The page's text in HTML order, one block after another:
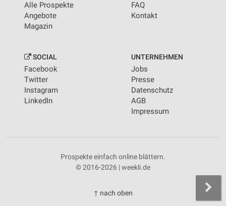
Alle Prospekte
Angebote
Magazin
FAQ
Kontakt
SOCIAL
Facebook
Twitter
Instagram
LinkedIn
UNTERNEHMEN
Jobs
Presse
Datenschutz
AGB
Impressum
Prospekte einfach online blättern.
© 2016-2026 | weekli.de
↑ nach oben